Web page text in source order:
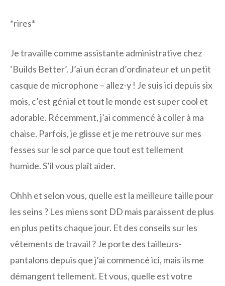
*rires*
Je travaille comme assistante administrative chez
‘Builds Better’. J’ai un écran d’ordinateur et un petit
casque de microphone – allez-y ! Je suis ici depuis six
mois, c’est génial et tout le monde est super cool et
adorable. Récemment, j’ai commencé à coller à ma
chaise. Parfois, je glisse et je me retrouve sur mes
fesses sur le sol parce que tout est tellement
humide. S’il vous plaît aider.
Ohhh et selon vous, quelle est la meilleure taille pour
les seins ? Les miens sont DD mais paraissent de plus
en plus petits chaque jour. Et des conseils sur les
vêtements de travail ? Je porte des tailleurs-
pantalons depuis que j’ai commencé ici, mais ils me
démangent tellement. Et vous, quelle est votre